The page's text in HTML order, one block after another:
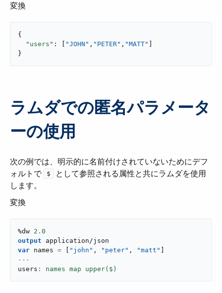
変換
{
"users" : [ "JOHN" , "PETER" , "MATT"
}
ラムダでの匿名パラメータ
ーの使用
次の例では、明示的に名前付けされていないためにデフ
ォルトで ​
$
​ として参照される属性と共にラムダを使用
します。
変換
%dw 2.0
output
application/json
var names = "john" , "peter" , "matt"
---
users : names map upper($)